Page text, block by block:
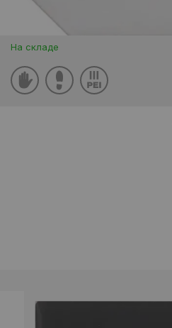
На складе